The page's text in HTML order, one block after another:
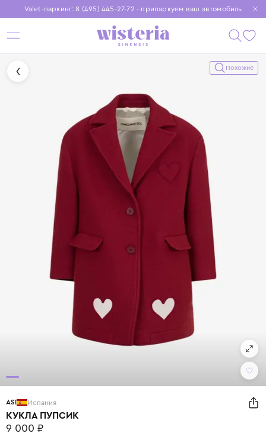
Valet-паркинг: 8 (495) 445-27-72 - припаркуем ваш автомобиль
Бесплатная доставка при заказе от 15 000 ₽
Установите приложение, чтобы покупки были еще удобнее
Похожие
ASI Испания
КУКЛА ПУПСИК
9 000 ₽